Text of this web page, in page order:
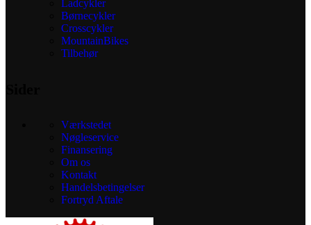
Ladcykler
Børnecykler
Crosscykler
MountainBikes
Tilbehør
Værkstedet
Nøgleservice
Finansering
Om os
Kontakt
Handelsbetingelser
Fortryd Aftale